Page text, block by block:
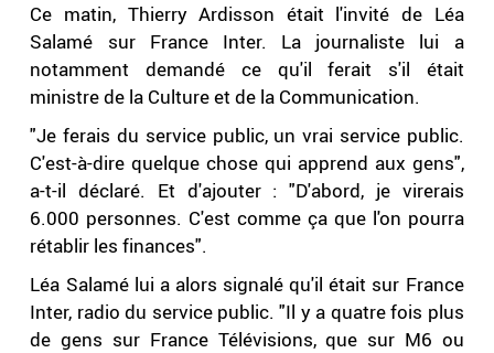
Ce matin, Thierry Ardisson était l'invité de Léa
Salamé sur France Inter. La journaliste lui a
notamment demandé ce qu'il ferait s'il était
ministre de la Culture et de la Communication.
"Je ferais du service public, un vrai service public.
C'est-à-dire quelque chose qui apprend aux gens",
a-t-il déclaré. Et d'ajouter : "D'abord, je virerais
6.000 personnes. C'est comme ça que l'on pourra
rétablir les finances".
Léa Salamé lui a alors signalé qu'il était sur France
Inter, radio du service public. "Il y a quatre fois plus
de gens sur France Télévisions, que sur M6 ou